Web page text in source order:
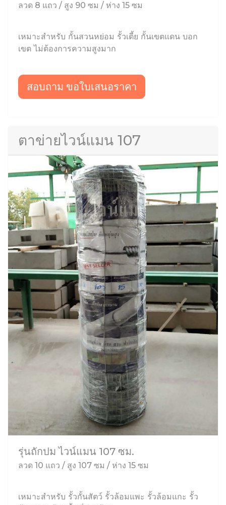
ลวด 8 แถว / สูง 90 ซม / ห่าง 15 ซม
เหมาะสำหรับ กั้นสวนหย่อม รั้วเตี้ย กั้นเขตแดน บอก
เขต ไม่ต้องการความสูงมาก
สอบถาม ขอใบเสนอราคา
ตาข่ายไวน์แมน 107
รุ่นถักปม ไวน์แมน 107 ซม.
ลวด 10 แถว / สูง 107 ซม / ห่าง 15 ซม
เหมาะสำหรับ รั้วกั้นสัตว์ รั้วล้อมแพะ รั้วล้อมแกะ รั้ว